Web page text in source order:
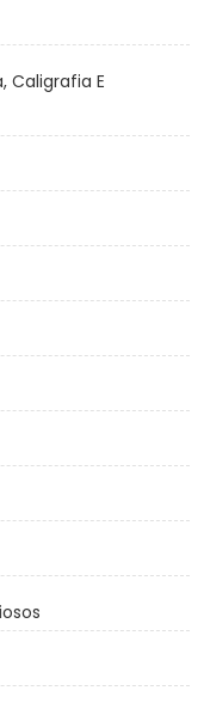
Caligrafia E